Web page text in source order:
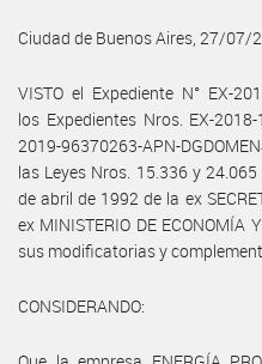
Ciudad de Buenos Aires, 27/07/
VISTO el Expediente N° EX-
los Expedientes Nros. EX-
2019-96370263-APN-
las Leyes Nros. 15.336 y
de abril de 1992 de la ex
ex MINISTERIO DE ECONOMÍA
sus modificatorias y
CONSIDERANDO: